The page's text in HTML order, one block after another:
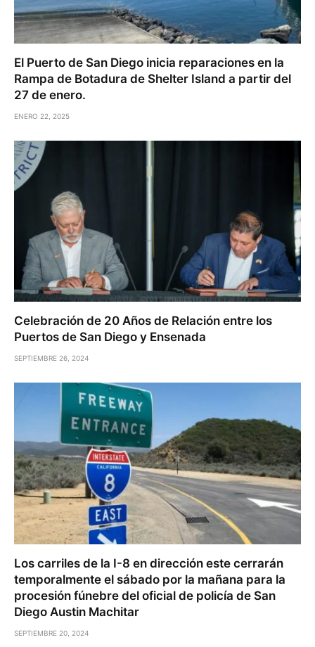
El Puerto de San Diego inicia reparaciones en la
Rampa de Botadura de Shelter Island a partir del
27 de enero.
ENERO 22, 2025
Celebración de 20 Años de Relación entre los
Puertos de San Diego y Ensenada
SEPTIEMBRE 26, 2024
Los carriles de la I-8 en dirección este cerrarán
temporalmente el sábado por la mañana para la
procesión fúnebre del oficial de policía de San
Diego Austin Machitar
SEPTIEMBRE 20, 2024